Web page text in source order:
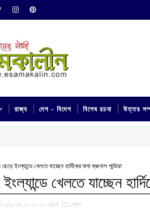
রাজ্য দেশ - বিদেশ বিশেষ রচনা উত্তর
ইংল্যান্ডে খেলতে যাচ্ছেন হার্দিকের দাদা ক্রুনাল পান্ডিয়া
খেলতে যাচ্ছেন
২০২৪ ১০:০০:০০ AM ,খেলা